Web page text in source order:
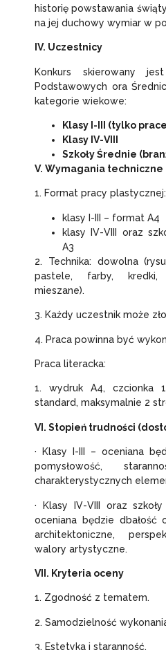
historię powstawania
na jej duchowy wymiar w
IV. Uczestnicy
Konkurs skierowany
Podstawowych ora
kategorie wiekowe:
Klasy I-III (tylko
Klasy IV-VIII
Szkoły Średnie
V. Wymagania techniczne
1. Format pracy plastycznej:
klasy I-III – format A4
klasy IV-VIII oraz
A3
2. Technika: dowolna
pastele, farby, kredki,
mieszane).
3. Każdy uczestnik może
4. Praca powinna być
Praca literacka:
1. wydruk A4, czcionka
standard, maksymalnie 2
VI. Stopień trudności
· Klasy I-III – oceniana
pomysłowość,
charakterystycznych
· Klasy IV-VIII oraz
oceniana będzie dbałość
architektoniczne,
walory artystyczne.
VII. Kryteria oceny
1. Zgodność z tematem.
2. Samodzielność
3. Estetyka i staranność.